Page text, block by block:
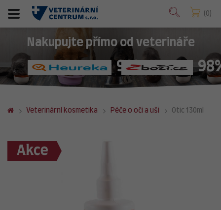
0
Nakupujte přímo od veterináře
98%
Veterinární kosmetika Péče o oči a uši Otic 130ml